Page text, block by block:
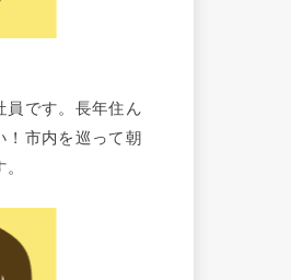
員です。長年住ん
！市内を巡って朝